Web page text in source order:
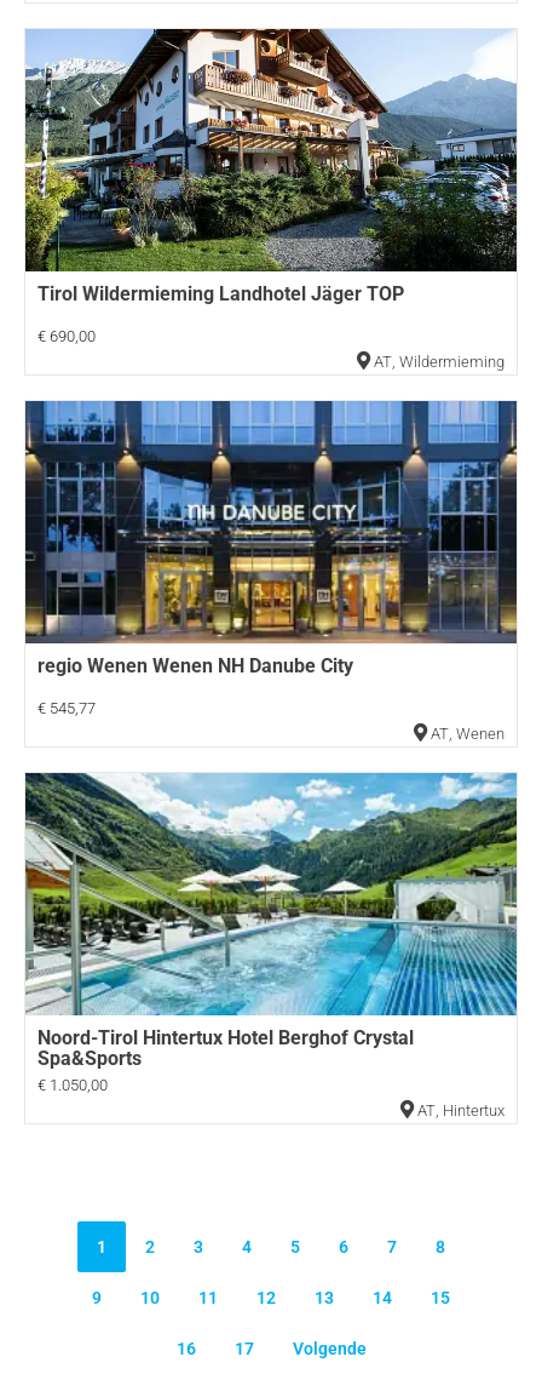
Tirol Wildermieming Landhotel Jäger TOP
€ 690,00
AT, Wildermieming
regio Wenen Wenen NH Danube City
€ 545,77
AT, Wenen
Noord-Tirol Hintertux Hotel Berghof Crystal
Spa&Sports
€ 1.050,00
AT, Hintertux
1 2 3 4 5 6 7 8
9 10 11 12 13 14 15
16 17 Volgende